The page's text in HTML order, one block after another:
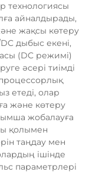
технологиясы
айналдырады,
жақсы көтеру
дыбыс екені,
(DC режимі)
әсері тиімді
етеді, олар
және көтеру
жобалауға
қолымен
таңдау мен
ішінде
параметрлері